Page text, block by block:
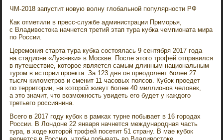
ЧМ-2018 запустит новую волну глобальной популярности РФ
Как отметили в пресс-службе администрации Приморья,
с Владивостока начнется третий этап тура кубка чемпионата мира
по России.
Церемония старта тура кубка состоялась 9 сентября 2017 года
на стадионе «Лужники» в Москве. После этого трофей отправился
в путешествие, которое является самым длинным национальным
туром в истории проекта. За 123 дня он преодолеет более 27
тысяч километров и сменит 11 часовых поясов. Кубок проедет
по территории, на которой живут более 40 миллионов человек,
а это значит, что возможность увидеть его будет у каждого
третьего россиянина.
Всего в 2017 году кубок в рамках турне побывает в 16 городах
России. В Лондоне 22 января начнется международная часть
тура, в ходе которой трофей посетит 51 страну. В мае кубок